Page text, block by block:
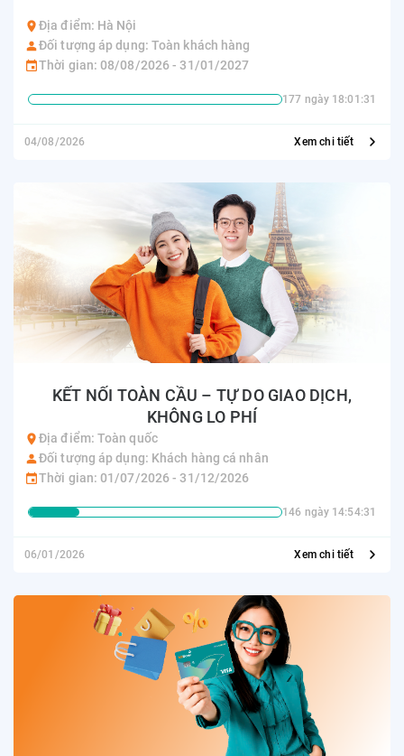
Địa điểm: Hà Nội
Đối tượng áp dụng: Toàn khách hàng
Thời gian: 08/08/2026 - 31/01/2027
177 ngày 18:01:31
04/08/2026 Xem chi tiết
KẾT NỐI TOÀN CẦU – TỰ DO GIAO DỊCH,
KHÔNG LO PHÍ
Địa điểm: Toàn quốc
Đối tượng áp dụng: Khách hàng cá nhân
Thời gian: 01/07/2026 - 31/12/2026
146 ngày 14:54:31
06/01/2026 Xem chi tiết